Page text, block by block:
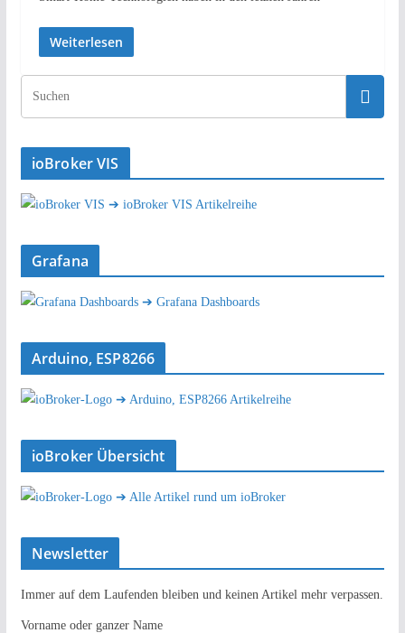
Weiterlesen
ioBroker VIS
➔ ioBroker VIS Artikelreihe
Grafana
➔ Grafana Dashboards
Arduino, ESP8266
➔ Arduino, ESP8266 Artikelreihe
ioBroker Übersicht
➔ Alle Artikel rund um ioBroker
Newsletter
Immer auf dem Laufenden bleiben und keinen Artikel mehr verpassen.
Vorname oder ganzer Name